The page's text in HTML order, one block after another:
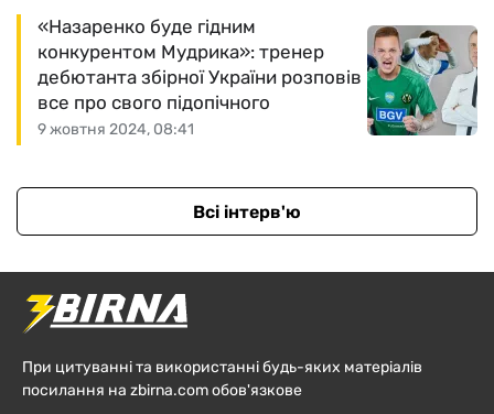
9 жовтня 2024, 08:41
«Назаренко буде гідним
конкурентом Мудрика»: тренер
дебютанта збірної України розповів
все про свого підопічного
Всі інтерв'ю
При цитуванні та використанні будь-яких матеріалів
посилання на zbirna.com обов'язкове